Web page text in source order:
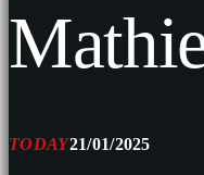
TODAY21/01/2025